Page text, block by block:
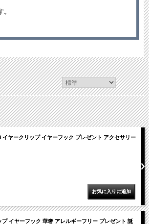
ヤークリップ イヤーフック プレゼント アクセサリー
イヤーフック 華奢 アレルギーフリー プレゼント 誕